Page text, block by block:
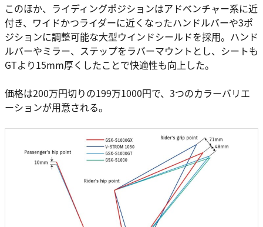
このほか、ライディングポジションはアドベンチャー系に近
付き、ワイドかつライダーに近くなったハンドルバーや3ポ
ジションに調整可能な大型ウインドシールドを採用。ハンド
ルバーやミラー、ステップをラバーマウントとし、シートも
GTより15mm厚くしたことで快適性も向上した。
価格は200万円切りの199万1000円で、3つのカラーバリエ
ーションが用意される。